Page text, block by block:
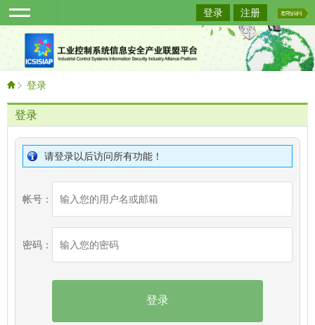
登录 注册
登录
登录
请登录以后访问所有功能！
帐号：
密码：
登录